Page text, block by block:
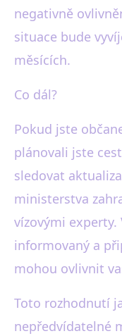
negativně
situace bude
měsících.
Co dál?
Pokud jste
plánovali jste
sledovat
ministerstva
vízovými
informovaný a
mohou ovlivnit
Toto rozhodnutí
nepředvídatelné